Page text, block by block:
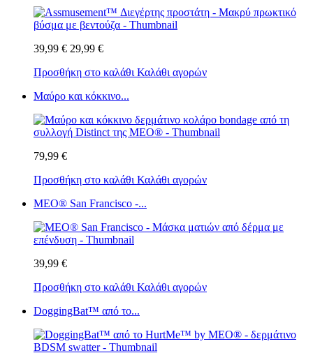
39,99 € 29,99 €
Προσθήκη στο καλάθι Καλάθι αγορών
Μαύρο και κόκκινο...
79,99 €
Προσθήκη στο καλάθι Καλάθι αγορών
MEO® San Francisco -...
39,99 €
Προσθήκη στο καλάθι Καλάθι αγορών
DoggingBat™ από το...